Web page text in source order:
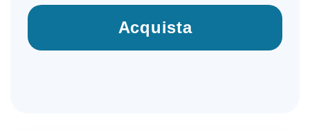
Acquista